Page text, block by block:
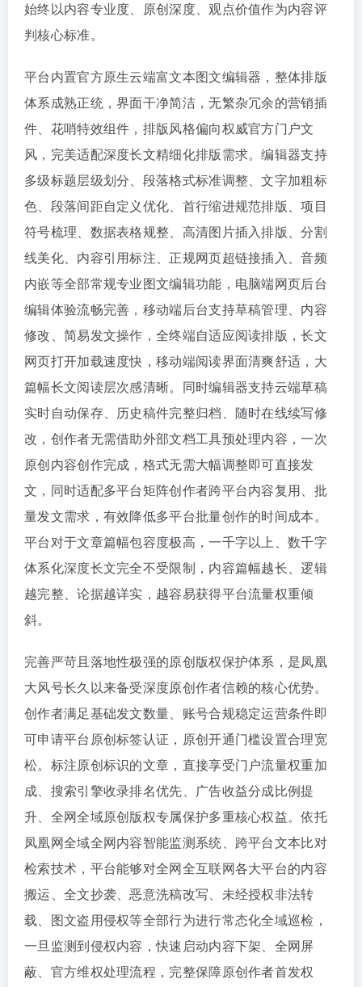
始终以内容专业度、原创深度、观点价值作为内容评
判核心标准。
平台内置官方原生云端富文本图文编辑器，整体排版
体系成熟正统，界面干净简洁，无繁杂冗余的营销插
件、花哨特效组件，排版风格偏向权威官方门户文
风，完美适配深度长文精细化排版需求。编辑器支持
多级标题层级划分、段落格式标准调整、文字加粗标
色、段落间距自定义优化、首行缩进规范排版、项目
符号梳理、数据表格规整、高清图片插入排版、分割
线美化、内容引用标注、正规网页超链接插入、音频
内嵌等全部常规专业图文编辑功能，电脑端网页后台
编辑体验流畅完善，移动端后台支持草稿管理、内容
修改、简易发文操作，全终端自适应阅读排版，长文
网页打开加载速度快，移动端阅读界面清爽舒适，大
篇幅长文阅读层次感清晰。同时编辑器支持云端草稿
实时自动保存、历史稿件完整归档、随时在线续写修
改，创作者无需借助外部文档工具预处理内容，一次
原创内容创作完成，格式无需大幅调整即可直接发
文，同时适配多平台矩阵创作者跨平台内容复用、批
量发文需求，有效降低多平台批量创作的时间成本。
平台对于文章篇幅包容度极高，一千字以上、数千字
体系化深度长文完全不受限制，内容篇幅越长、逻辑
越完整、论据越详实，越容易获得平台流量权重倾
斜。
完善严苛且落地性极强的原创版权保护体系，是凤凰
大风号长久以来备受深度原创作者信赖的核心优势。
创作者满足基础发文数量、账号合规稳定运营条件即
可申请平台原创标签认证，原创开通门槛设置合理宽
松。标注原创标识的文章，直接享受门户流量权重加
成、搜索引擎收录排名优先、广告收益分成比例提
升、全网全域原创版权专属保护多重核心权益。依托
凤凰网全域全网内容智能监测系统、跨平台文本比对
检索技术，平台能够对全网全互联网各大平台的内容
搬运、全文抄袭、恶意洗稿改写、未经授权非法转
载、图文盗用侵权等全部行为进行常态化全域巡检，
一旦监测到侵权内容，快速启动内容下架、全网屏
蔽、官方维权处理流程，完整保障原创作者首发权